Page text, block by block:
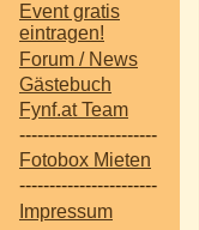
Event gratis
eintragen!
Forum / News
Gästebuch
Fynf.at Team
-----------------------
Fotobox Mieten
-----------------------
Impressum